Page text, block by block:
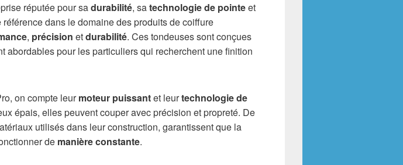
réputée pour sadurabilité, satechnologie de pointeet
référence dans le domaine des produits de coiffure
, précision etdurabilité. Ces tondeuses sont conçues
abordables pour les particuliers qui recherchent une finition
on compte leurmoteur puissantet leurtechnologie de
épais, elles peuvent couper avec précision et propreté. De
utilisés dans leur construction, garantissent que la
de manière constante.